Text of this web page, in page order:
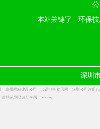
本站关键字：环保
深圳
惠州网站建设公司 步进电机资讯网
深圳公司注册
营销策划经验分享网 sitemap